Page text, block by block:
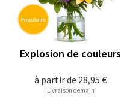
à partir de 28,95 €
Explosion de couleurs
Livraison demain